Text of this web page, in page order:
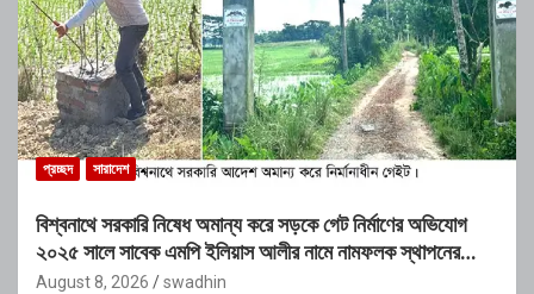
প্রচ্ছদ সারাদেশ
বিশ্বনাথে সরকারি নিষেধ অমান্য করে সড়কে গেট নির্মাণের অভিযোগ
২০২৫ সালে সাবেক এমপি ইলিয়াস আলীর নামে নামফলক স্থাপনের
অভিযোগ
August 8, 2026 swadhin